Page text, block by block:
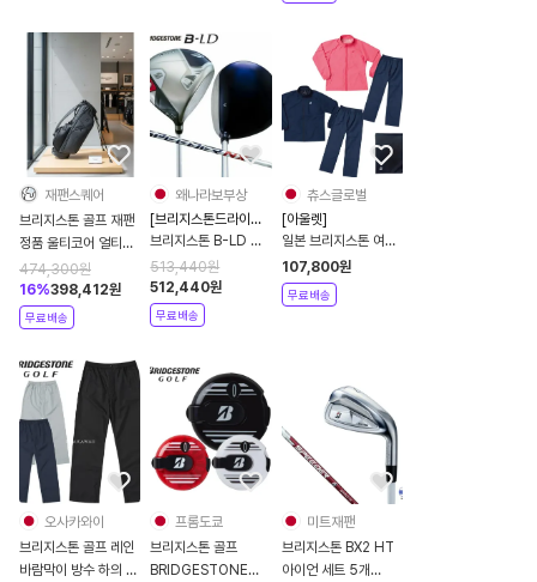
재팬스퀘어
브리지스톤 골프 재팬
정품 울티코어 얼티밋
스탠드 백 캐디 2026
신제품 CB2631
474,300원
16%398,412원
무료배송
왜나라보부상
[브리지스톤드라이버,
브리지스톤여성드라이
버]
브리지스톤 B-LD 드
라이버 여성
SPEEDER NX
BS40LDw 2024년
카본 샤프트
513,440원
512,440원
무료배송
츄스글로벌
[아울렛]
일본 브리지스톤 여성
골프 레인웨어 상하의
세트 84G51 파우치
포함
107,800원
무료배송
오사카와이
브리지스톤 골프 레인
바람막이 방수 하의 팬
프롬도쿄
브리지스톤 골프
BRIDGESTONE
미트재팬
브리지스톤 BX2 HT
아이언 세트 5개